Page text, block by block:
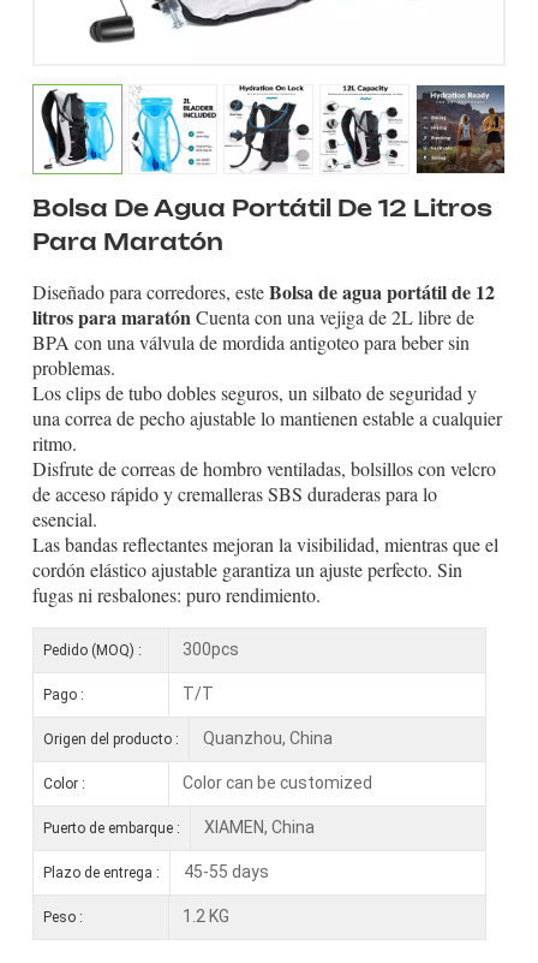
Bolsa De Agua Portátil De 12 Litros
Para Maratón
Diseñado para corredores, esteBolsa de agua portátil de 12
litros para maratón Cuenta con una vejiga de 2L libre de
BPA con una válvula de mordida antigoteo para beber sin
problemas.
Los clips de tubo dobles seguros, un silbato de seguridad y
una correa de pecho ajustable lo mantienen estable a cualquier
ritmo.
Disfrute de correas de hombro ventiladas, bolsillos con velcro
de acceso rápido y cremalleras SBS duraderas para lo
esencial.
Las bandas reflectantes mejoran la visibilidad, mientras que el
cordón elástico ajustable garantiza un ajuste perfecto. Sin
fugas ni resbalones: puro rendimiento.
Pedido (MOQ) : 300pcs
Pago : T/T
Origen del producto : Quanzhou, China
Color : Color can be customized
Puerto de embarque : XIAMEN, China
Plazo de entrega : 45-55 days
Peso : 1.2 KG